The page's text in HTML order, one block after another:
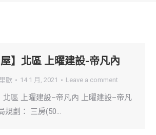
屋】北區 上曜建設-帝凡內
里歐 14 1 月, 2021 Leave a comment
北區 上曜建設–帝凡內 上曜建設–帝凡
規劃： 三房(50…